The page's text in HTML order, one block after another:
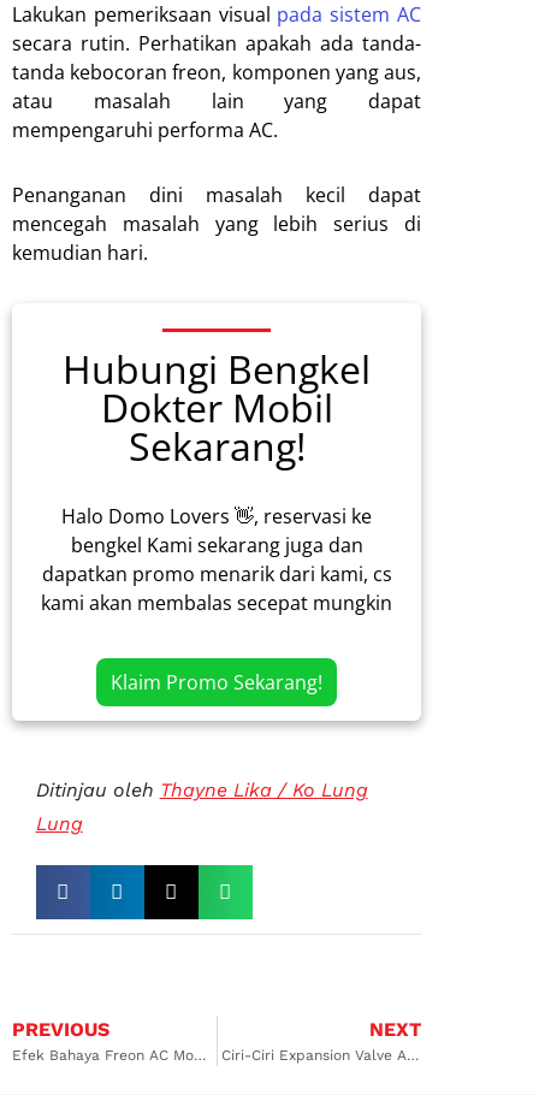
Lakukan pemeriksaan visual pada sistem AC
secara rutin. Perhatikan apakah ada tanda-
tanda kebocoran freon, komponen yang aus,
atau masalah lain yang dapat
mempengaruhi performa AC.
Penanganan dini masalah kecil dapat
mencegah masalah yang lebih serius di
kemudian hari.
Hubungi Bengkel
Dokter Mobil
Sekarang!
Halo Domo Lovers 👋, reservasi ke
bengkel Kami sekarang juga dan
dapatkan promo menarik dari kami, cs
kami akan membalas secepat mungkin
Klaim Promo Sekarang!
Ditinjau oleh Thayne Lika / Ko Lung
Lung
PREVIOUS
Efek Bahaya Freon AC Mobil Bocor, Bisa Ganggu Kesehatan dan Lingkungan!
NEXT
Ciri-Ciri Expansion Valve AC Mobil yang Rusak dan Solusi Mengatasinya!